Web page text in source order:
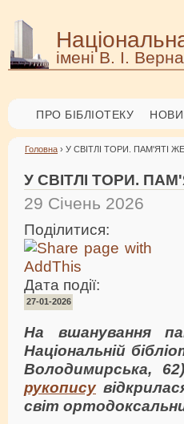
імені В. І.
ПРО БІБЛІОТЕКУ
Головна › У СВІТЛІ ТОРИ. ПАМ'ЯТІ
У СВІТЛІ ТОРИ.
29 Січень 2026
Поділитися:
Дата події:
27-01-2026
На вшанування
Національній
Володимирська,
рукопису
світ